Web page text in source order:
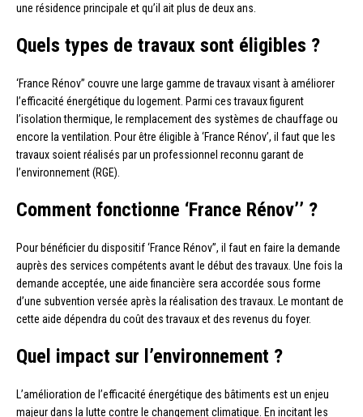
une résidence principale et qu’il ait plus de deux ans.
Quels types de travaux sont éligibles ?
‘France Rénov’’ couvre une large gamme de travaux visant à améliorer
l’efficacité énergétique du logement. Parmi ces travaux figurent
l’isolation thermique, le remplacement des systèmes de chauffage ou
encore la ventilation. Pour être éligible à ‘France Rénov’, il faut que les
travaux soient réalisés par un professionnel reconnu garant de
l’environnement (RGE).
Comment fonctionne ‘France Rénov’’ ?
Pour bénéficier du dispositif ‘France Rénov’’, il faut en faire la demande
auprès des services compétents avant le début des travaux. Une fois la
demande acceptée, une aide financière sera accordée sous forme
d’une subvention versée après la réalisation des travaux. Le montant de
cette aide dépendra du coût des travaux et des revenus du foyer.
Quel impact sur l’environnement ?
L’amélioration de l’efficacité énergétique des bâtiments est un enjeu
majeur dans la lutte contre le changement climatique. En incitant les